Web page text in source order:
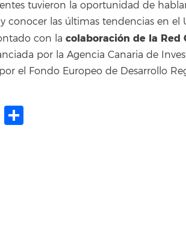
tuvieron la oportunidad de
conocer las últimas tendencias en el
con la colaboración de la Red
por la Agencia Canaria de
el Fondo Europeo de Desarrollo
Email